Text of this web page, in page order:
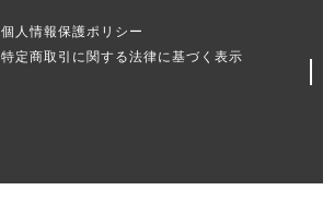
個人情報保護ポリシー
特定商取引に関する法律に基づく表示